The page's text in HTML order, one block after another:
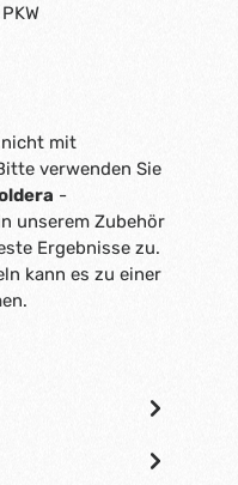
nicht mit
verwenden Sie
-
unserem Zubehör
Ergebnisse zu.
kann es zu einer